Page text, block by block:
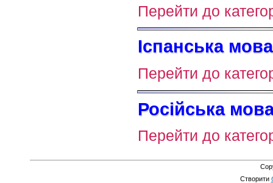
Перейти до
Іспанська
Перейти до
Російська
Перейти до
Створити